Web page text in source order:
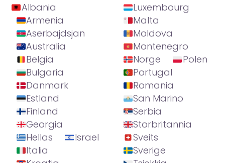
Albania
Armenia
Aserbajdsjan
Australia
Belgia
Bulgaria
Danmark
Estland
Finland
Georgia
Hellas
Israel
Italia
Luxembourg
Malta
Moldova
Montenegro
Norge
Polen
Portugal
Romania
San Marino
Serbia
Storbritannia
Sveits
Sverige